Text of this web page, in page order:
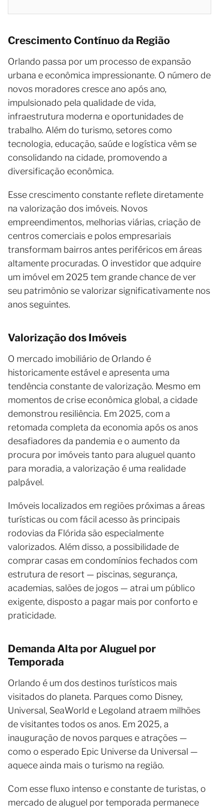
Crescimento Contínuo da Região
Orlando passa por um processo de expansão
urbana e econômica impressionante. O número de
novos moradores cresce ano após ano,
impulsionado pela qualidade de vida,
infraestrutura moderna e oportunidades de
trabalho. Além do turismo, setores como
tecnologia, educação, saúde e logística vêm se
consolidando na cidade, promovendo a
diversificação econômica.
Esse crescimento constante reflete diretamente
na valorização dos imóveis. Novos
empreendimentos, melhorias viárias, criação de
centros comerciais e polos empresariais
transformam bairros antes periféricos em áreas
altamente procuradas. O investidor que adquire
um imóvel em 2025 tem grande chance de ver
seu patrimônio se valorizar significativamente nos
anos seguintes.
Valorização dos Imóveis
O mercado imobiliário de Orlando é
historicamente estável e apresenta uma
tendência constante de valorização. Mesmo em
momentos de crise econômica global, a cidade
demonstrou resiliência. Em 2025, com a
retomada completa da economia após os anos
desafiadores da pandemia e o aumento da
procura por imóveis tanto para aluguel quanto
para moradia, a valorização é uma realidade
palpável.
Imóveis localizados em regiões próximas a áreas
turísticas ou com fácil acesso às principais
rodovias da Flórida são especialmente
valorizados. Além disso, a possibilidade de
comprar casas em condomínios fechados com
estrutura de resort — piscinas, segurança,
academias, salões de jogos — atrai um público
exigente, disposto a pagar mais por conforto e
praticidade.
Demanda Alta por Aluguel por
Temporada
Orlando é um dos destinos turísticos mais
visitados do planeta. Parques como Disney,
Universal, SeaWorld e Legoland atraem milhões
de visitantes todos os anos. Em 2025, a
inauguração de novos parques e atrações —
como o esperado Epic Universe da Universal —
aquece ainda mais o turismo na região.
Com esse fluxo intenso e constante de turistas, o
mercado de aluguel por temporada permanece